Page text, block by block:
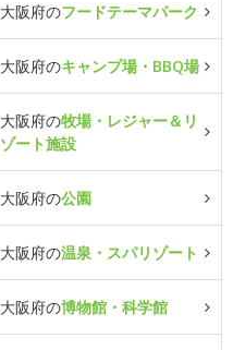
大阪府のフードテーマパーク
大阪府のキャンプ場・BBQ場
大阪府の牧場・レジャー＆リ
ゾート施設
大阪府の公園
大阪府の温泉・スパリゾート
大阪府の博物館・科学館